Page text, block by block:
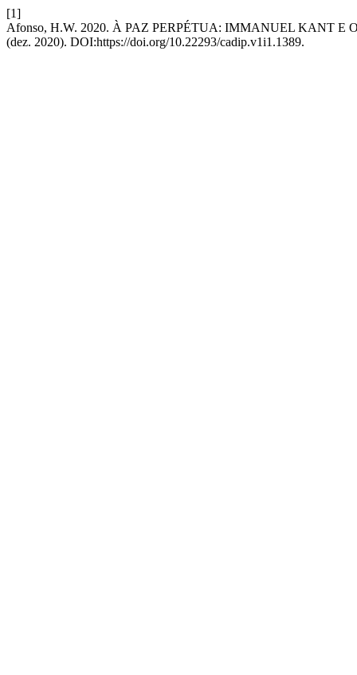
[1]
Afonso, H.W. 2020. À PAZ PERPÉTUA: IMMANUEL KANT
(dez. 2020). DOI:https://doi.org/10.22293/cadip.v1i1.1389.